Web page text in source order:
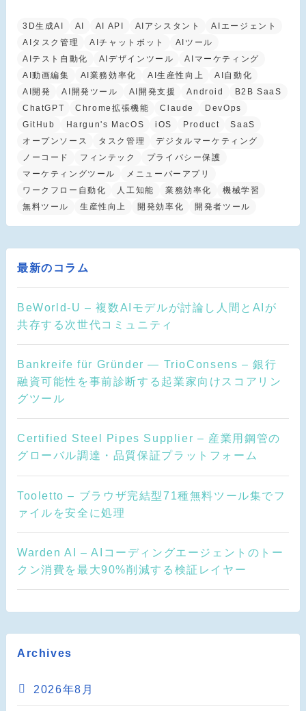
3D生成AI AI AI API AIアシスタント
AIエージェント
AIタスク管理
AIチャットボット
AIツール
AIテスト自動化
AIデザインツール
AIマーケティング
AI動画編集
AI業務効率化 AI生産性向上
AI自動化
AI開発
AI開発ツール AI開発支援 Android
B2B SaaS
ChatGPT
Chrome拡張機能 Claude
DevOps
GitHub
Hargun's MacOS iOS Product
SaaS
オープンソース
タスク管理
デジタルマーケティング
ノーコード
フィンテック
プライバシー保護
マーケティングツール
メニューバーアプリ
ワークフロー自動化
人工知能 業務効率化
機械学習
無料ツール
生産性向上 開発効率化 開発者ツール
最新のコラム
BeWorld-U – 複数AIモデルが討論し人間とAIが
共存する次世代コミュニティ
Bankreife für Gründer — TrioConsens – 銀行
融資可能性を事前診断する起業家向けスコアリン
グツール
Certified Steel Pipes Supplier – 産業用鋼管の
グローバル調達・品質保証プラットフォーム
Tooletto – ブラウザ完結型71種無料ツール集でフ
ァイルを安全に処理
Warden AI – AIコーディングエージェントのトー
クン消費を最大90%削減する検証レイヤー
Archives
2026年8月